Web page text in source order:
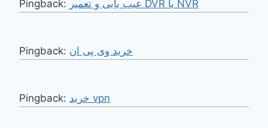
Pingback: عیب یابی و تعمیر DVR یا NVR
Pingback: خرید وی پی ان
Pingback: خرید vpn